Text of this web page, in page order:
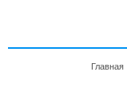
Главная